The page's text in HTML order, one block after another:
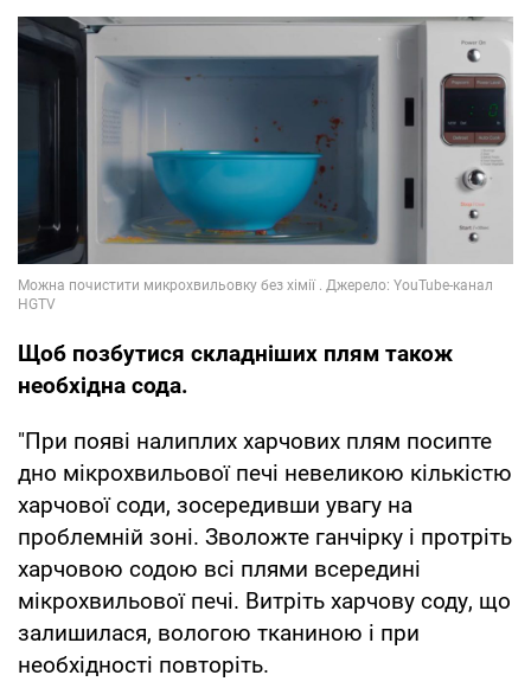
Щоб позбутися складніших плям також
необхідна сода.
"При появі налиплих харчових плям посипте
дно мікрохвильової печі невеликою кількістю
харчової соди, зосередивши увагу на
проблемній зоні. Зволожте ганчірку і протріть
харчовою содою всі плями всередині
мікрохвильової печі. Витріть харчову соду, що
залишилася, вологою тканиною і при
необхідності повторіть.